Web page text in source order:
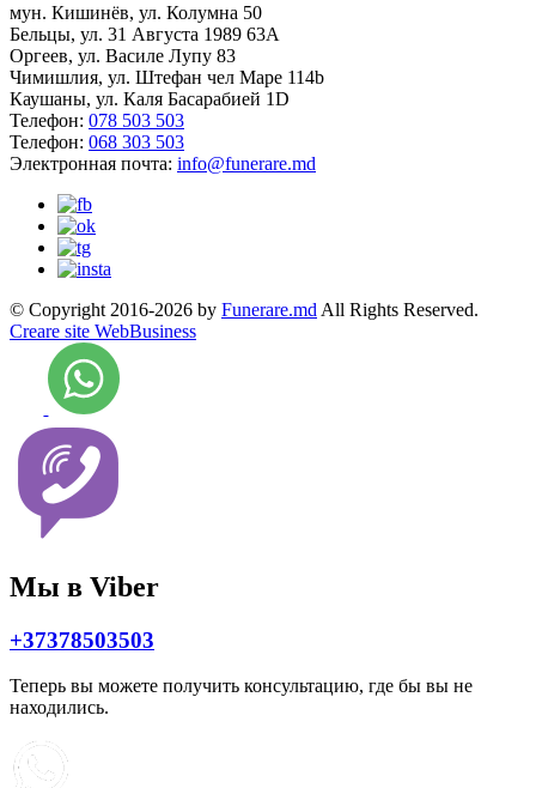
мун. Кишинёв, ул. Колумна 50
Бельцы, ул. 31 Августа 1989 63А
Оргеев, ул. Василе Лупу 83
Чимишлия, ул. Штефан чел Маре 114b
Каушаны, ул. Каля Басарабией 1D
Телефон: 078 503 503
Телефон: 068 303 503
Электронная почта: info@funerare.md
© Copyright 2016-2026 by Funerare.md All Rights Reserved.
Creare site WebBusiness
Мы в Viber
+37378503503
Теперь вы можете получить консультацию, где бы вы не
находились.